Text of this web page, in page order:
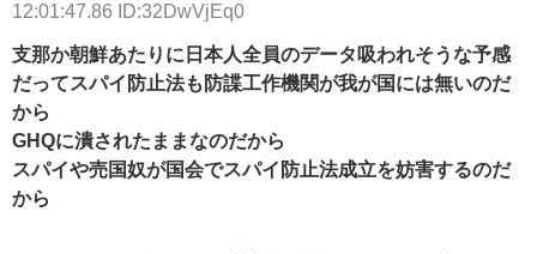
12:01:47.86 ID:32DwVjEq0
支那か朝鮮あたりに日本人全員のデータ吸われそうな予感
だってスパイ防止法も防諜工作機関が我が国には無いのだ
から
GHQに潰されたままなのだから
スパイや売国奴が国会でスパイ防止法成立を妨害するのだ
から